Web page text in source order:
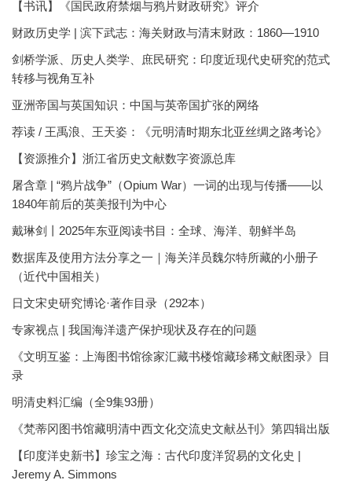
【书讯】《国民政府禁烟与鸦片财政研究》评介
财政历史学 | 滨下武志：海关财政与清末财政：1860—1910
剑桥学派、历史人类学、庶民研究：印度近现代史研究的范式
转移与视角互补
亚洲帝国与英国知识：中国与英帝国扩张的网络
荐读 / 王禹浪、王天姿：《元明清时期东北亚丝绸之路考论》
【资源推介】浙江省历史文献数字资源总库
屠含章 | “鸦片战争”（Opium War）一词的出现与传播——以
1840年前后的英美报刊为中心
戴琳剑丨2025年东亚阅读书目：全球、海洋、朝鲜半岛
数据库及使用方法分享之一｜海关洋员魏尔特所藏的小册子
（近代中国相关）
日文宋史研究博论·著作目录（292本）
专家视点 | 我国海洋遗产保护现状及存在的问题
《文明互鉴：上海图书馆徐家汇藏书楼馆藏珍稀文献图录》目
录
明清史料汇编（全9集93册）
《梵蒂冈图书馆藏明清中西文化交流史文献丛刊》第四辑出版
【印度洋史新书】珍宝之海：古代印度洋贸易的文化史 |
Jeremy A. Simmons